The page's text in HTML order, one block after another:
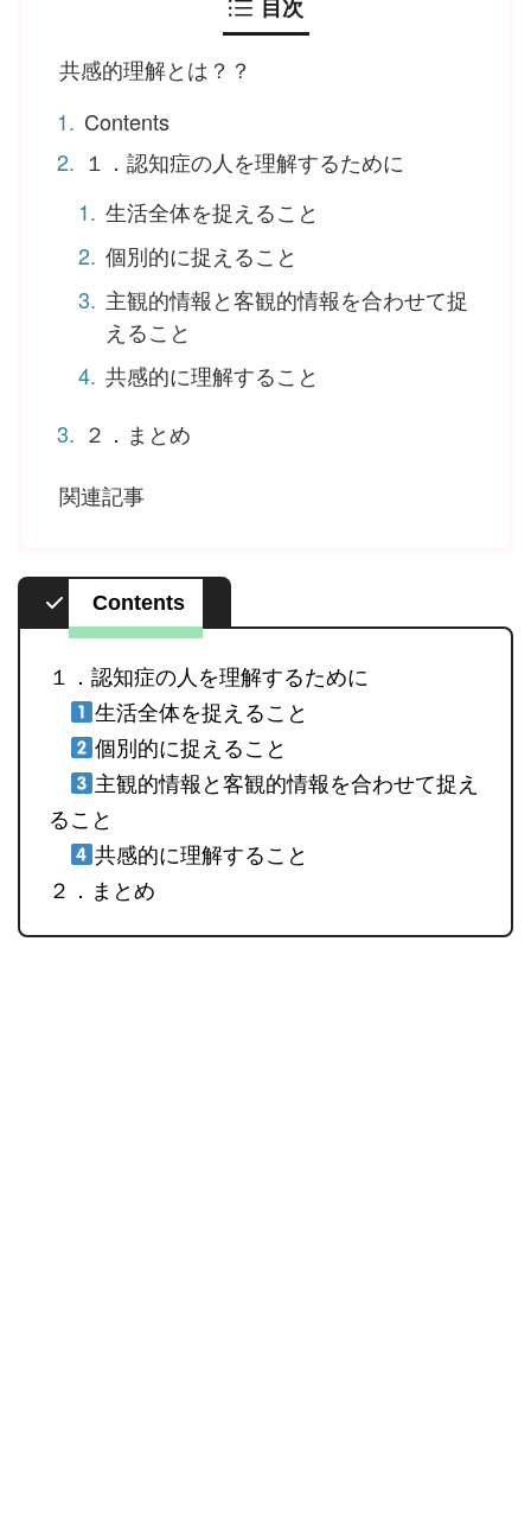
目次
共感的理解とは？？
Contents
１．認知症の人を理解するために
生活全体を捉えること
個別的に捉えること
主観的情報と客観的情報を合わせて捉
えること
共感的に理解すること
２．まとめ
関連記事
Contents
１．認知症の人を理解するために
生活全体を捉えること
個別的に捉えること
主観的情報と客観的情報を合わせて捉え
ること
共感的に理解すること
２．まとめ